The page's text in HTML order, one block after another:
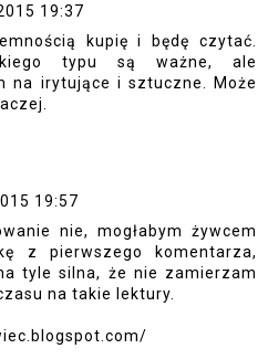
19:37
kupię i będę czytać.
typu są ważne, ale
na irytujące i sztuczne. Może
19:57
nie, mogłabym żywcem
z pierwszego komentarza,
tyle silna, że nie zamierzam
na takie lektury.